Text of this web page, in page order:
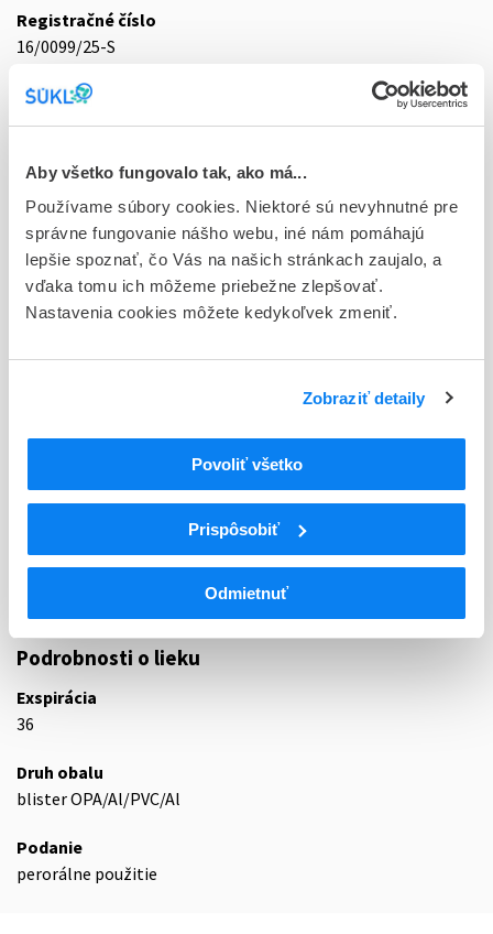
Aby všetko fungovalo tak, ako má...
Používame súbory cookies. Niektoré sú nevyhnutné pre
správne fungovanie nášho webu, iné nám pomáhajú
lepšie spoznať, čo Vás na našich stránkach zaujalo, a
vďaka tomu ich môžeme priebežne zlepšovať.
Nastavenia cookies môžete kedykoľvek zmeniť.
Zobraziť detaily
Povoliť všetko
Prispôsobiť
Odmietnuť
Registračné číslo
16/0099/25-S
Doplnok
tbl flm 98x30 mg (blis.OPA/Al/PVC/Al) - kalend.bal.
Stav
R - Aktuálna registrácia
Typ registračnej procedúry
Decentralizovaná
Držiteľ, krajina
KRV A KRVOTVORNÉ ORGÁNY
ANTITROMBOTIKÁ
ANTIKOAGULANCIÁ, ANTITROMBOTIKÁ
B01AF
Priame inhibítory faktora Xa
Podrobnosti o lieku
Exspirácia
36
Druh obalu
blister OPA/Al/PVC/Al
Podanie
perorálne použitie